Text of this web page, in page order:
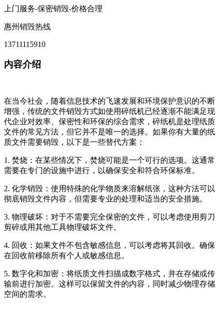
上门服务-保密销毁-价格合理
惠州销毁热线
13711115910
内容介绍
在当今社会，随着信息技术的飞速发展和环境保护意识的不断
增强，传统的文件销毁方式如使用碎纸机已经逐渐不能满足现
代企业对效率、保密性和环保的综合需求，碎纸机是处理纸质
文件的常见方法，但它并不是唯一的选择。如果你有大量的纸
质文件需要销毁，以下是一些替代方案：
1. 焚烧：在某些情况下，焚烧可能是一个可行的选项。这通常
需要在专门的设施中进行，以确保安全和符合环保标准。
2. 化学销毁：使用特殊的化学物质来溶解纸张，这种方法可以
彻底销毁文件内容，但需要专业的处理和适当的安全措施。
3. 物理破坏：对于不需要完全保密的文件，可以考虑使用剪刀
剪碎或用其他工具物理破坏文件。
4. 回收：如果文件不包含敏感信息，可以考虑将其回收。确保
在回收前移除所有个人或敏感信息。
5. 数字化和加密：将纸质文件扫描成数字格式，并在存储或传
输前进行加密。这样可以保留文件的内容，同时减少物理存储
空间的需求。